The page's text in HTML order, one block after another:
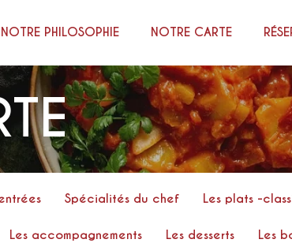
NOTRE PHILOSOPHIE NOTRE CARTE
Spécialités du chef Les plats -
Les accompagnements Les desserts Les